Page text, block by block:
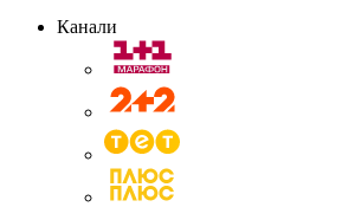
Канали